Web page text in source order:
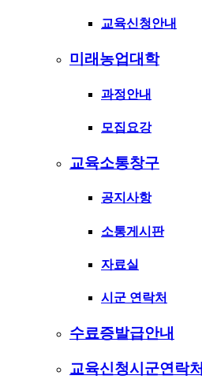
교육신청안내
미래농업대학
과정안내
모집요강
교육소통창구
공지사항
소통게시판
자료실
시군 연락처
수료증발급안내
교육신청시군연락처